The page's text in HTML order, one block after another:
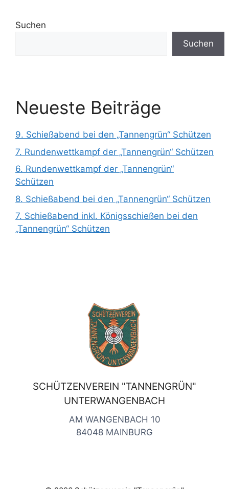
Suchen
Suchen
Neueste Beiträge
9. Schießabend bei den „Tannengrün“ Schützen
7. Rundenwettkampf der „Tannengrün“ Schützen
6. Rundenwettkampf der „Tannengrün“
Schützen
8. Schießabend bei den „Tannengrün“ Schützen
7. Schießabend inkl. Königsschießen bei den
„Tannengrün“ Schützen
SCHÜTZENVEREIN "TANNENGRÜN"
UNTERWANGENBACH
AM WANGENBACH 10
84048 MAINBURG